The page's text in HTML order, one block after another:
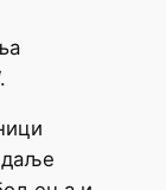
даље